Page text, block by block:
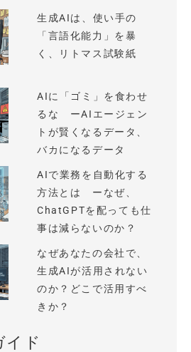
生成AIは、使い手の
「言語化能力」を暴
く、リトマス試験紙
AIに「ゴミ」を食わせ
るな ーAIエージェン
トが賢くなるデータ、
バカになるデータ
AIで業務を自動化する
方法とは ーなぜ、
ChatGPTを配っても仕
事は減らないのか？
なぜあなたの会社で、
生成AIが活用されない
のか？どこで活用すべ
きか？
イド